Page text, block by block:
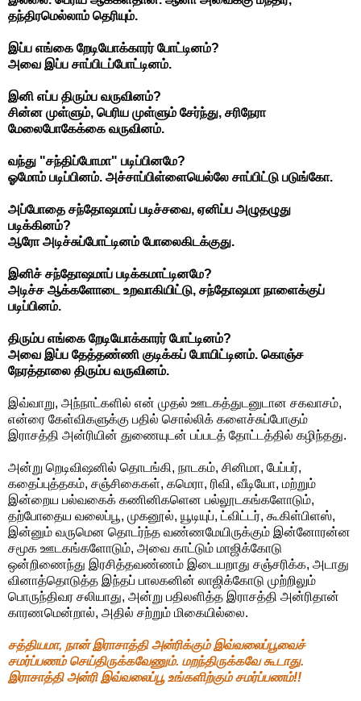
தந்திரமெல்லாம் தெரியும்.
இப்ப எங்கை றேடியோக்காரர் போட்டினம்?
அவை இப்ப சாப்பிடப்போட்டினம்.
இனி எப்ப திரும்ப வருவினம்?
சின்ன முள்ளும், பெரிய முள்ளும் சேர்ந்து, சரிநேரா
மேலைபோகேக்கை வருவினம்.
வந்து "சந்திப்போமா" படிப்பினமே?
ஓமோம் படிப்பினம். அச்சாப்பிள்ளையெல்லே சாப்பிட்டு படுங்கோ.
அப்போதை சந்தோஷமாப் படிச்சவை, ஏனிப்ப அழுதழுது
படிக்கினம்?
ஆரோ அடிச்சுப்போட்டினம் போலைகிடக்குது.
இனிச் சந்தோஷமாப் படிக்கமாட்டினமே?
அடிச்ச ஆக்களோடை உறவாகியிட்டு, சந்தோஷமா நாளைக்குப்
படிப்பினம்.
திரும்ப எங்கை றேடியோக்காரர் போட்டினம்?
அவை இப்ப தேத்தண்ணி குடிக்கப் போயிட்டினம். கொஞ்ச
நேரத்தாலை திரும்ப வருவினம்.
இவ்வாறு, அந்நாட்களில் என் முதல் ஊடகத்துடனுடான சகவாசம்,
என்ரை கேள்விகளுக்கு பதில் சொல்லிக் களைச்சுப்போகும்
இராசத்தி அன்ரியின் துணையுடன் பப்படத் தோட்டத்தில் கழிந்தது.
அன்று றெடிவிஷனில் தொடங்கி, நாடகம், சினிமா, பேப்பர்,
கதைப்புத்தகம், சஞ்சிகைகள், கமெரா, ரிவி, வீடியோ, மற்றும்
இன்றைய பல்வகைக் கணினிகளென பல்லூடகங்களோடும்,
தற்போதைய வலைப்பூ, முகனூல், யூடியுப், ட்விட்டர், கூகிள்பிளஸ்,
இன்னும் வருமென தொடர்ந்த வண்ணமேயிருக்கும் இன்னோரன்ன
சமூக ஊடகங்களோடும், அவை காட்டும் மாஜிக்கோடு
ஒன்றிணைந்து இரசித்தவண்ணம் இடையறாது சஞ்சரிக்க, அடாது
வினாத்தொடுத்த இந்தப் பாலகனின் லாஜிக்கோடு முற்றிலும்
பொருந்திவர சலியாது, அன்று பதிலளித்த இராசத்தி அன்ரிதான்
காரணமென்றால், அதில் சற்றும் மிகையில்லை.
சத்தியமா, நான் இராசாத்தி அன்ரிக்கும் இவ்வலைப்பூவைச்
சமர்ப்பணம் செய்திருக்கவேணும். மறந்திருக்கவே கூடாது.
இராசாத்தி அன்ரி இவ்வலைப்பூ உங்களிற்கும் சமர்ப்பணம்!!